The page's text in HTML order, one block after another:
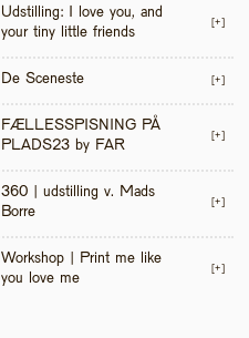
Udstilling: I love you, and
your tiny little friends
[+]
De Sceneste [+]
FÆLLESSPISNING PÅ
PLADS23 by FAR
[+]
360 | udstilling v. Mads
Borre
[+]
Workshop | Print me like
you love me
[+]